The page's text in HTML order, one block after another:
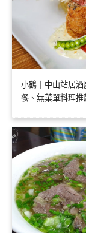
小鶴｜中山站居
餐、無菜單料理推